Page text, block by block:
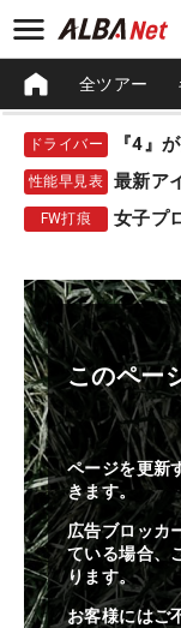
全ツアー
ドライバー
性能早見表 最新ア
FW打痕 女子プ
このペー
ページを更新
きます。
広告ブロッカ
ている場合、
ります。
お客様にはご